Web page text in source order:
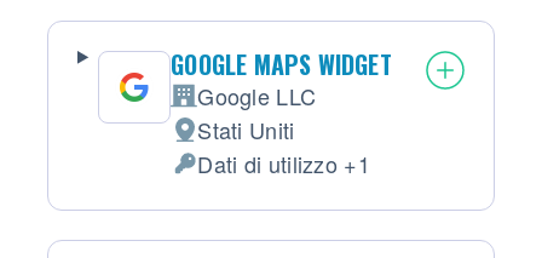
GOOGLE MAPS WIDGET
Azienda:
Google LLC
Luogo del trattamento:
Stati Uniti
Dati Personali trattati:
Dati di utilizzo +1